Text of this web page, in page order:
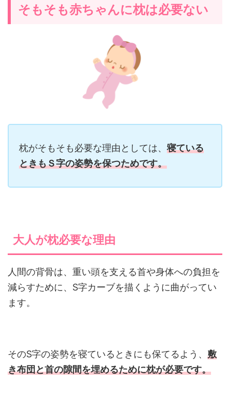
そもそも赤ちゃんに枕は必要ない
枕がそもそも必要な理由としては、寝ている
ときもＳ字の姿勢を保つためです。
大人が枕必要な理由
人間の背骨は、重い頭を支える首や身体への負担を
減らすために、S字カーブを描くように曲がってい
ます。
そのS字の姿勢を寝ているときにも保てるよう、 敷
き布団と首の隙間を埋めるために枕が必要です。